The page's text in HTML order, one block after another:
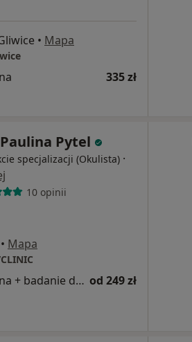
• Mapa
335 zł
Pytel
specjalizacji (Okulista) ·
10 opinii
• Mapa
Konsultacja okulistyczna + badanie dna oka od 249 zł